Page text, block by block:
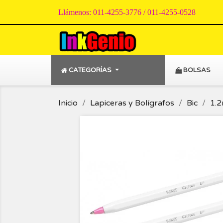
Llámenos: 011-4255-3776 / 011-4255-0528
CATEGORÍAS BOLSAS
Inicio Lapiceras y Bolígrafos Bic